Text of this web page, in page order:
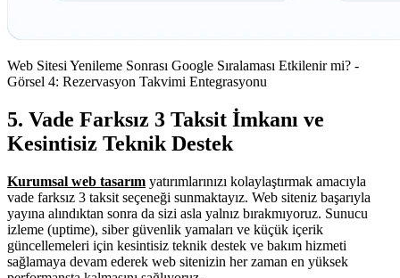
Web Sitesi Yenileme Sonrası Google Sıralaması Etkilenir mi? -
Görsel 4: Rezervasyon Takvimi Entegrasyonu
5. Vade Farksız 3 Taksit İmkanı ve
Kesintisiz Teknik Destek
Kurumsal web tasarım yatırımlarınızı kolaylaştırmak amacıyla
vade farksız 3 taksit seçeneği sunmaktayız. Web siteniz başarıyla
yayına alındıktan sonra da sizi asla yalnız bırakmıyoruz. Sunucu
izleme (uptime), siber güvenlik yamaları ve küçük içerik
güncellemeleri için kesintisiz teknik destek ve bakım hizmeti
sağlamaya devam ederek web sitenizin her zaman en yüksek